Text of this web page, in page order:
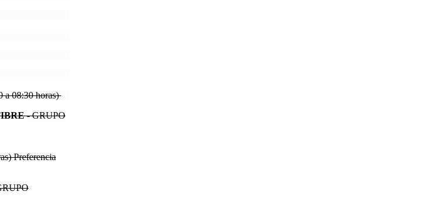
a 08:30 horas)
- GRUPO
Preferencia